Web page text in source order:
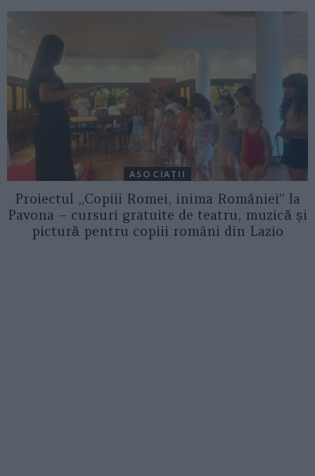
ASOCIAŢII
Proiectul „Copiii Romei, inima României” la
Pavona – cursuri gratuite de teatru, muzică și
pictură pentru copiii români din Lazio